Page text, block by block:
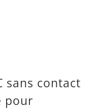
sans contact
pour